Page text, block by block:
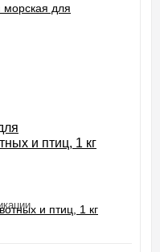
и птиц, 1 кг